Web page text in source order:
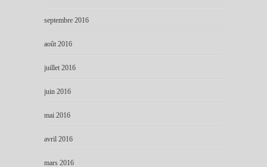
septembre 2016
août 2016
juillet 2016
juin 2016
mai 2016
avril 2016
mars 2016